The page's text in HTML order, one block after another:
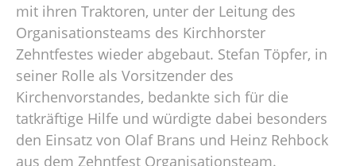
mit ihren Traktoren, unter der Leitung des
Organisationsteams des Kirchhorster
Zehntfestes wieder abgebaut. Stefan Töpfer, in
seiner Rolle als Vorsitzender des
Kirchenvorstandes, bedankte sich für die
tatkräftige Hilfe und würdigte dabei besonders
den Einsatz von Olaf Brans und Heinz Rehbock
aus dem Zehntfest Organisationsteam.